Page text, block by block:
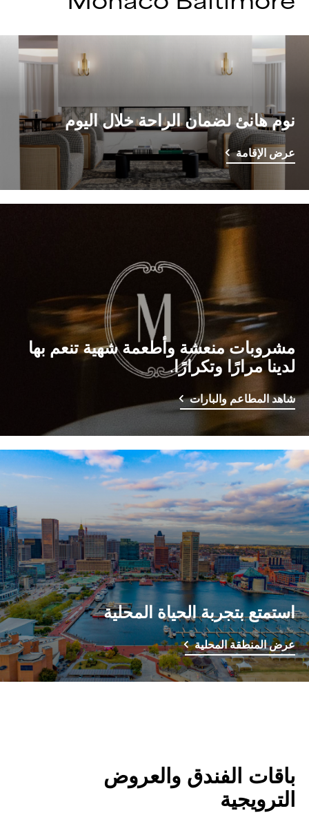
نوم هانئ لضمان الراحة خلال اليوم
عرض الإقامة
مشروبات منعشة وأطعمة شهية تنعم بها
لدينا مرارًا وتكرارًا.
شاهد المطاعم والبارات
استمتع بتجربة الحياة المحلية
عرض المنطقة المحلية
باقات الفندق والعروض
الترويجية